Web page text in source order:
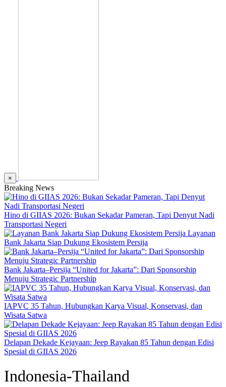
×
Breaking News
Hino di GIIAS 2026: Bukan Sekadar Pameran, Tapi Denyut Nadi
Transportasi Negeri
Layanan
Bank Jakarta Siap Dukung Ekosistem Persija
Bank Jakarta–Persija “United for Jakarta”: Dari Sponsorship
Menuju Strategic Partnership
IAPVC 35 Tahun, Hubungkan Karya Visual, Konservasi, dan
Wisata Satwa
Delapan Dekade Kejayaan: Jeep Rayakan 85 Tahun dengan Edisi
Spesial di GIIAS 2026
Indonesia-Thailand